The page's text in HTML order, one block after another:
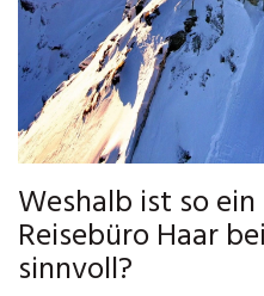
Weshalb ist so
Reisebüro Haar
sinnvoll?